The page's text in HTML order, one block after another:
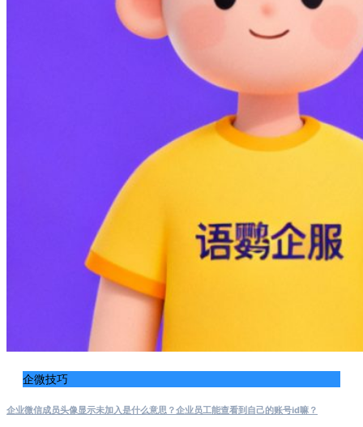
企微技巧
企业微信成员头像显示未加入是什么意思？企业员工能查看到自己的账号id嘛？